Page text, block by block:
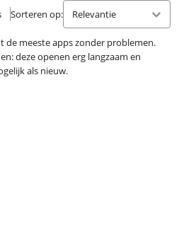
Sorteren op:
de meeste apps zonder problemen.
deze openen erg langzaam en
als nieuw.